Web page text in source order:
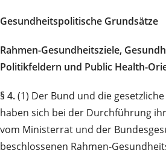
Gesundheitspolitische Grundsätze
Rahmen-Gesundheitsziele,
Politikfeldern und Public Health-
§ 4.(1) Der Bund und die
haben sich bei der Durchführung
vom Ministerrat und der
beschlossenen Rahmen-